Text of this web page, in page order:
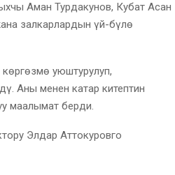
Аман Турдакунов, Кубат Асан
залкарлардын үй-бүлө
уюштурулуп,
Аны менен катар китептин
маалымат берди.
Элдар Аттокуровго